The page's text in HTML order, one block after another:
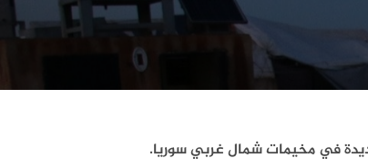
في مخيمات شمال غربي سوريا.